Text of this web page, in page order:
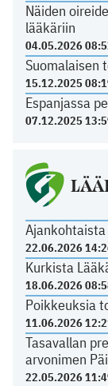
Näiden
lääkäriin
04.05.2026
Suomalaisen
15.12.2025
Espanjassa
07.12.2025
22.06.2026
Kurkista
18.06.2026
Poikkeuksia
11.06.2026
Tasavallan
arvonimen
22.05.2026